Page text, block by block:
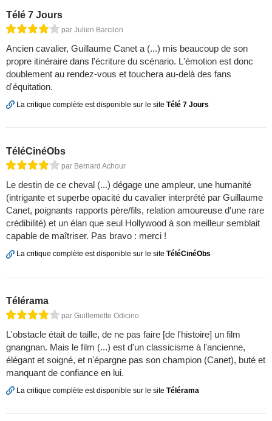
Télé 7 Jours
par Julien Barcilon
Ancien cavalier, Guillaume Canet a (...) mis beaucoup de son
propre itinéraire dans l'écriture du scénario. L'émotion est donc
doublement au rendez-vous et touchera au-delà des fans
d'équitation.
La critique complète est disponible sur le site Télé 7 Jours
TéléCinéObs
par Bernard Achour
Le destin de ce cheval (...) dégage une ampleur, une humanité
(intrigante et superbe opacité du cavalier interprété par Guillaume
Canet, poignants rapports père/fils, relation amoureuse d'une rare
crédibilité) et un élan que seul Hollywood à son meilleur semblait
capable de maîtriser. Pas bravo : merci !
La critique complète est disponible sur le site TéléCinéObs
Télérama
par Guillemette Odicino
L'obstacle était de taille, de ne pas faire [de l'histoire] un film
gnangnan. Mais le film (...) est d'un classicisme à l'ancienne,
élégant et soigné, et n'épargne pas son champion (Canet), buté et
manquant de confiance en lui.
La critique complète est disponible sur le site Télérama